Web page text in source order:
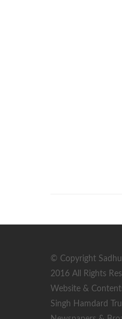
© Copyright
2016 All Rights
Website &
Singh Hamdard